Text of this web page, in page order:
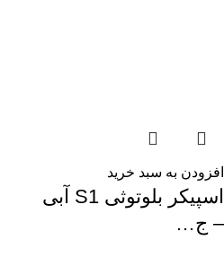
افزودن به سبد خرید
اسپیکر بلوتوثی S1 آبی
– ج…